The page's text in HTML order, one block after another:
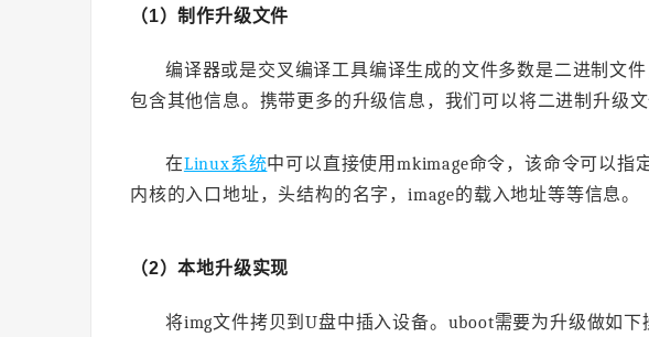
（1）制作升级文件
编译器或是交叉编译工具编译生成的文件多数是二进制文
包含其他信息。携带更多的升级信息，我们可以将二进制升级文
在Linux系统中可以直接使用mkimage命令，该命令可以指
内核的入口地址，头结构的名字，image的载入地址等等信息。
（2）本地升级实现
将img文件拷贝到U盘中插入设备。uboot需要为升级做如